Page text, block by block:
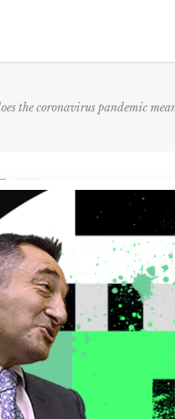
the coronavirus pandemic